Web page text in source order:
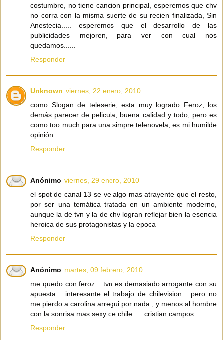
costumbre, no tiene cancion principal, esperemos que chv
no corra con la misma suerte de su recien finalizada, Sin
Anestecia..... esperemos que el desarrollo de las
publicidades mejoren, para ver con cual nos
quedamos......
Responder
Unknown viernes, 22 enero, 2010
como Slogan de teleserie, esta muy logrado Feroz, los
demás parecer de pelicula, buena calidad y todo, pero es
como too much para una simpre telenovela, es mi humilde
opinión
Responder
Anónimo viernes, 29 enero, 2010
el spot de canal 13 se ve algo mas atrayente que el resto,
por ser una temática tratada en un ambiente moderno,
aunque la de tvn y la de chv logran reflejar bien la esencia
heroica de sus protagonistas y la epoca
Responder
Anónimo martes, 09 febrero, 2010
me quedo con feroz... tvn es demasiado arrogante con su
apuesta ...interesante el trabajo de chilevision ...pero no
me pierdo a carolina arregui por nada , y menos al hombre
con la sonrisa mas sexy de chile .... cristian campos
Responder